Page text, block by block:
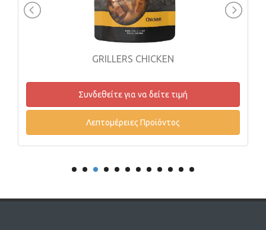
GRILLERS CHICKEN
Συνδεθείτε για να δείτε τιμή
Λεπτομέρειες Προϊόντος